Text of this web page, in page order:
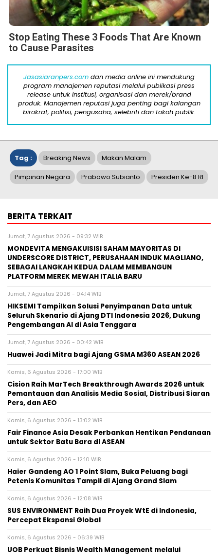
Stop Eating These 3 Foods That Are Known
to Cause Parasites
Jasasiaranpers.com dan media online ini mendukung
program manajemen reputasi melalui publikasi press
release untuk institusi, organisasi dan merek/brand
produk. Manajemen reputasi juga penting bagi kalangan
birokrat, politisi, pengusaha, selebriti dan tokoh publik.
Tag : Breaking News Makan Malam
Pimpinan Negara Prabowo Subianto Presiden Ke-8 RI
BERITA TERKAIT
Jumat, 7 Agustus 2026 - 09:32 WIB
MONDEVITA MENGAKUISISI SAHAM MAYORITAS DI
UNDERSCORE DISTRICT, PERUSAHAAN INDUK MAGLIANO,
SEBAGAI LANGKAH KEDUA DALAM MEMBANGUN
PLATFORM MEREK MEWAH ITALIA BARU
Jumat, 7 Agustus 2026 - 04:14 WIB
HIKSEMI Tampilkan Solusi Penyimpanan Data untuk
Seluruh Skenario di Ajang DTI Indonesia 2026, Dukung
Pengembangan AI di Asia Tenggara
Jumat, 7 Agustus 2026 - 00:42 WIB
Huawei Jadi Mitra bagi Ajang GSMA M360 ASEAN 2026
Kamis, 6 Agustus 2026 - 17:00 WIB
Cision Raih MarTech Breakthrough Awards 2026 untuk
Pemantauan dan Analisis Media Sosial, Distribusi Siaran
Pers, dan AEO
Kamis, 6 Agustus 2026 - 13:02 WIB
Fair Finance Asia Desak Perbankan Hentikan Pendanaan
untuk Sektor Batu Bara di ASEAN
Kamis, 6 Agustus 2026 - 12:10 WIB
Haier Gandeng AO 1 Point Slam, Buka Peluang bagi
Petenis Komunitas Tampil di Ajang Grand Slam
Kamis, 6 Agustus 2026 - 12:08 WIB
SUS ENVIRONMENT Raih Dua Proyek WtE di Indonesia,
Percepat Ekspansi Global
Kamis, 6 Agustus 2026 - 06:39 WIB
UOB Perkuat Bisnis Wealth Management melalui